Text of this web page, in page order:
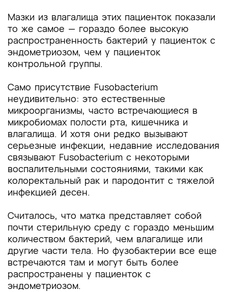
Мазки из влагалища этих пациенток показали
то же самое — гораздо более высокую
распространенность бактерий у пациенток с
эндометриозом, чем у пациенток
контрольной группы.
Само присутствие Fusobacterium
неудивительно: это естественные
микроорганизмы, часто встречающиеся в
микробиомах полости рта, кишечника и
влагалища. И хотя они редко вызывают
серьезные инфекции, недавние исследования
связывают Fusobacterium с некоторыми
воспалительными состояниями, такими как
колоректальный рак и пародонтит с тяжелой
инфекцией десен.
Считалось, что матка представляет собой
почти стерильную среду с гораздо меньшим
количеством бактерий, чем влагалище или
другие части тела. Но фузобактерии все еще
встречаются там и могут быть более
распространены у пациенток с
эндометриозом.